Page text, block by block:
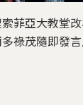
菲亞大教堂
祿茂隨即發言